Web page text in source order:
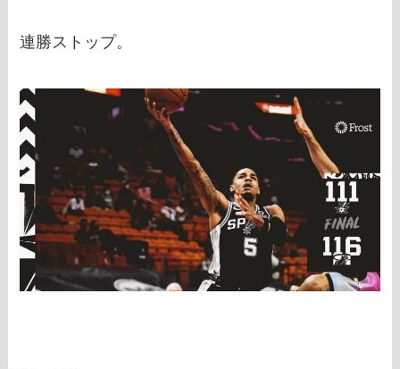
連勝ストップ。